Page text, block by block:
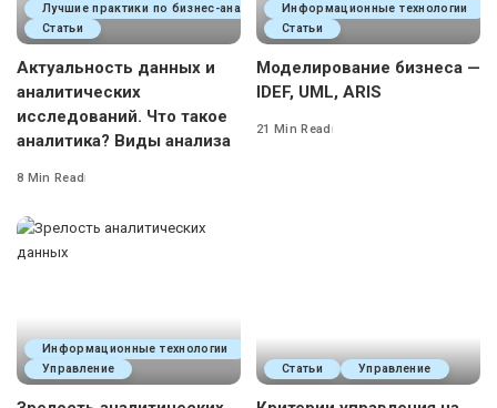
Лучшие практики по бизнес-анализу
Статьи
Актуальность данных и
аналитических
исследований. Что такое
аналитика? Виды анализа
8 Min Read
Информационные технологии
Статьи
Моделирование бизнеса —
IDEF, UML, ARIS
21 Min Read
Информационные технологии
Управление
Статьи Управление